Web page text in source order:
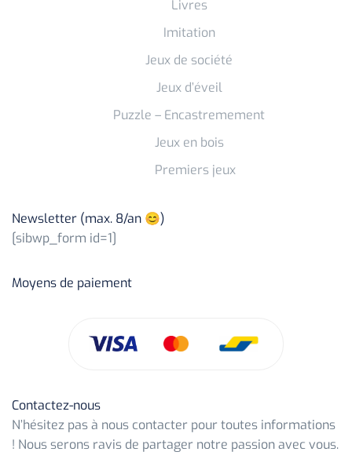
Livres
Imitation
Jeux de société
Jeux d’éveil
Puzzle – Encastremement
Jeux en bois
Premiers jeux
Newsletter (max. 8/an 😊)
[sibwp_form id=1]
Moyens de paiement
Contactez-nous
N’hésitez pas à nous contacter pour toutes informations
! Nous serons ravis de partager notre passion avec vous.